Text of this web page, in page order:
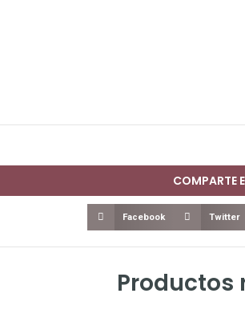
COMPARTE
Facebook Twitter
Productos